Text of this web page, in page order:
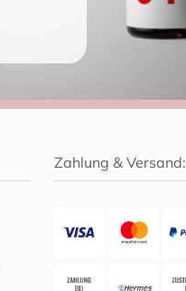
Zahlung & Versand: